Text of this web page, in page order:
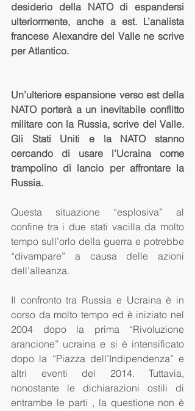
desiderio della NATO di espandersi
ulteriormente, anche a est. L’analista
francese Alexandre del Valle ne scrive
per Atlantico.
Un’ulteriore espansione verso est della
NATO porterà a un inevitabile conflitto
militare con la Russia, scrive del Valle.
Gli Stati Uniti e la NATO stanno
cercando di usare l’Ucraina come
trampolino di lancio per affrontare la
Russia.
Questa situazione “esplosiva” al
confine tra i due stati vacilla da molto
tempo sull’orlo della guerra e potrebbe
“divampare” a causa delle azioni
dell’alleanza.
Il confronto tra Russia e Ucraina è in
corso da molto tempo ed è iniziato nel
2004 dopo la prima “Rivoluzione
arancione” ucraina e si è intensificato
dopo la “Piazza dell’Indipendenza” e
altri eventi del 2014. Tuttavia,
nonostante le dichiarazioni ostili di
entrambe le parti , la questione non è